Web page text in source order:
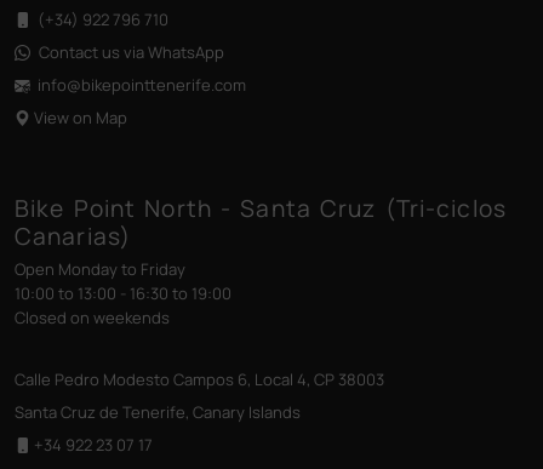
(+34) 922 796 710
Contact us via WhatsApp
info@bikepointtenerife.com
View on Map
Bike Point North - Santa Cruz (Tri-ciclos
Canarias)
Open Monday to Friday
10:00 to 13:00 - 16:30 to 19:00
Closed on weekends
Calle Pedro Modesto Campos 6, Local 4, CP 38003
Santa Cruz de Tenerife, Canary Islands
+34 922 23 07 17